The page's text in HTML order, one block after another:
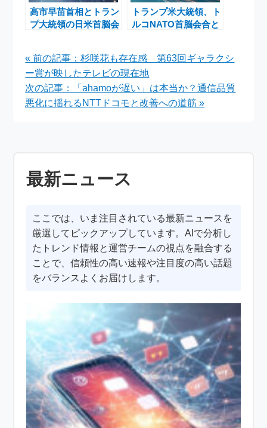
高市早苗首相とトラン
プ大統領の日米首脳会
トランプ米大統領、ト
ルコNATO首脳会合と
« 前の記事：杉咲花も存在感 第63回ギャラクシ
ー賞が映したテレビの現在地
次の記事：「ahamoが遅い」は本当か？通信品質
悪化に揺れるNTTドコモと改善への道筋 »
最新ニュース
ここでは、いま注目されている最新ニュースを
厳選してピックアップしています。AIで分析し
たトレンド情報と運営チームの視点を融合する
ことで、信頼性の高い速報や注目度の高い話題
をバランスよくお届けします。